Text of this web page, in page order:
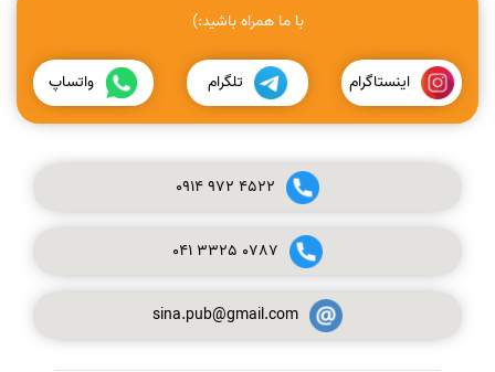
با ما همراه باشید:)
اینستاگرام تلگرام واتساپ
0914972 4522
041 3325 0787
sina.pub@gmail.com